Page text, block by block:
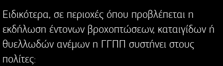
Ειδικότερα, σε περιοχές όπου προβλέπεται η
εκδήλωση έντονων βροχοπτώσεων, καταιγίδων ή
θυελλωδών ανέμων η ΓΓΠΠ συστήνει στους
πολίτες: